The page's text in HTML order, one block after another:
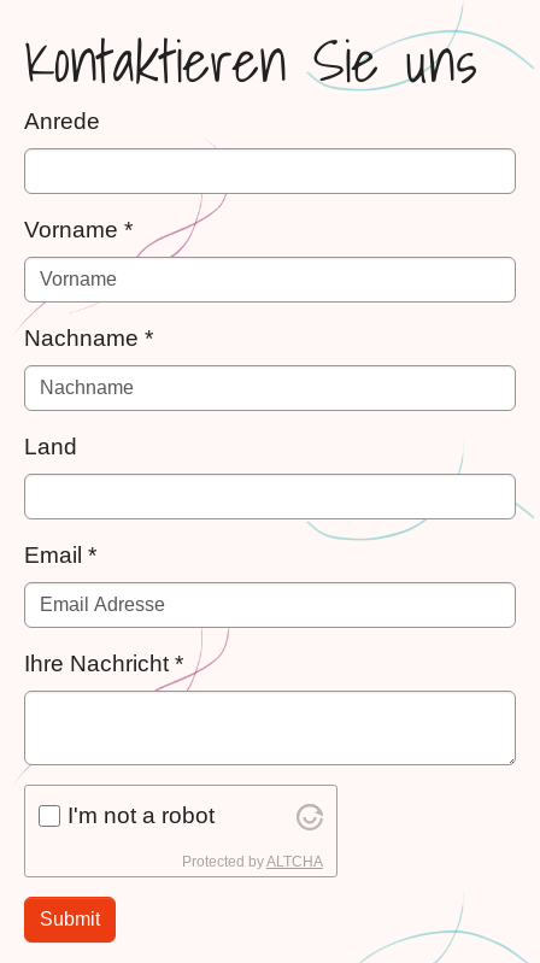
Kontaktieren Sie uns
Anrede
Vorname *
Nachname *
Land
Email *
Ihre Nachricht *
I'm not a robot
Protected byALTCHA
Submit